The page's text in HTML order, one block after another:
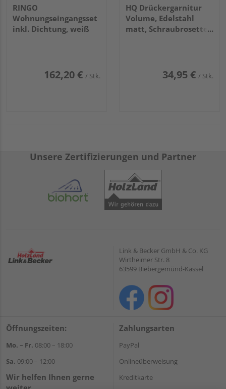
RINGO
Wohnungseingangsset
inkl. Dichtung, weiß
162,20 € / Stk.
HQ Drückergarnitur
Volume, Edelstahl
matt, Schraubrosette
34,95 € / Stk.
Unsere Zertifizierungen und Partner
Link & Becker GmbH & Co. KG
Wirtheimer Str. 8
63599 Biebergemünd-Kassel
Öffnungszeiten:
Mo. – Fr. 08:00 – 18:00
Sa. 09:00 – 12:00
Wir helfen Ihnen gerne
Zahlungsarten
PayPal
Onlineüberweisung
Kreditkarte